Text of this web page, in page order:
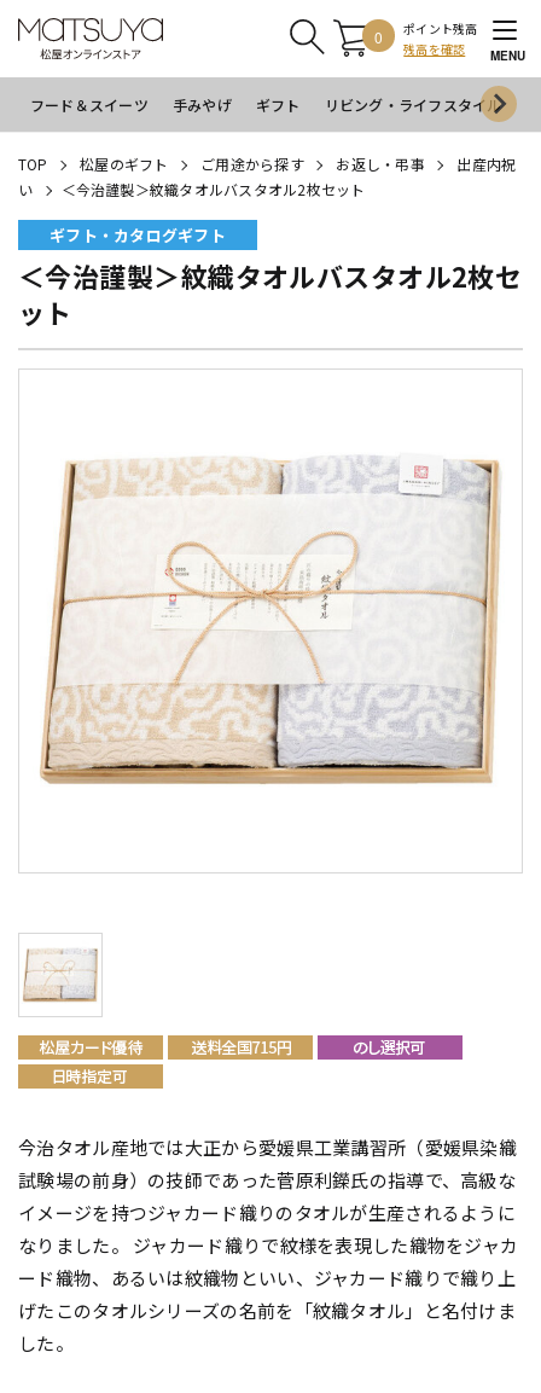
0
ポイント残高
残高を確認
MENU
フード＆スイーツ 手みやげ ギフト リビング・ライフスタイル
TOP 松屋のギフト ご用途から探す お返し・弔事
出産内祝
い
＜今治謹製＞紋織タオルバスタオル2枚セット
ギフト・カタログギフト
＜今治謹製＞紋織タオルバスタオル2枚セ
ット
今治タオル産地では大正から愛媛県工業講習所（愛媛県染織
試験場の前身）の技師であった菅原利鑅氏の指導で、高級な
イメージを持つジャカード織りのタオルが生産されるように
なりました。 ジャカード織りで紋様を表現した織物をジャカ
ード織物、あるいは紋織物といい、ジャカード織りで織り上
げたこのタオルシリーズの名前を「紋織タオル」と名付けま
した。